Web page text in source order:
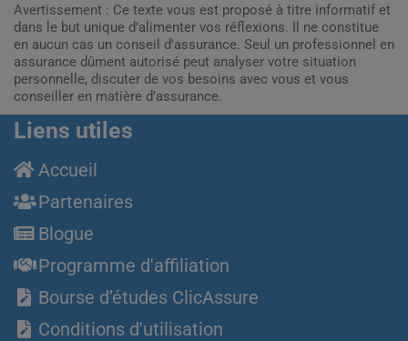
Avertissement : Ce texte vous est proposé à titre informatif et
dans le but unique d’alimenter vos réflexions. Il ne constitue
en aucun cas un conseil d'assurance. Seul un professionnel en
assurance dûment autorisé peut analyser votre situation
personnelle, discuter de vos besoins avec vous et vous
conseiller en matière d’assurance.
Liens utiles
Accueil
Partenaires
Blogue
Programme d'affiliation
Bourse d’études ClicAssure
Conditions d'utilisation